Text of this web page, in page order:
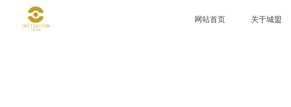
网站首页 关于城盟